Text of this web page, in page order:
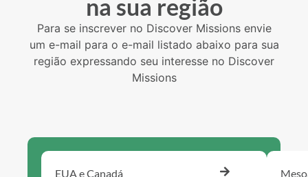
na sua região
Para se inscrever no Discover Missions envie
um e-mail para o e-mail listado abaixo para sua
região expressando seu interesse no Discover
Missions
EUA e Canadá